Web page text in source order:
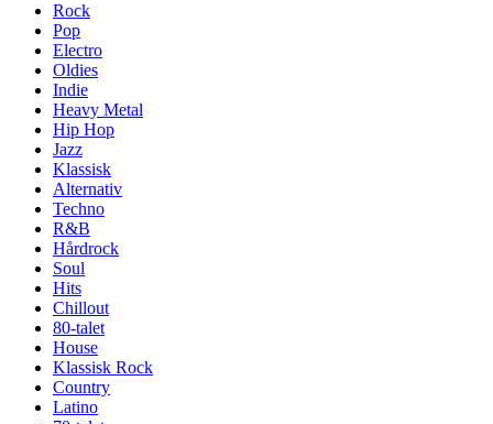
Rock
Pop
Electro
Oldies
Indie
Heavy Metal
Hip Hop
Jazz
Klassisk
Alternativ
Techno
R&B
Hårdrock
Soul
Hits
Chillout
80-talet
House
Klassisk Rock
Country
Latino